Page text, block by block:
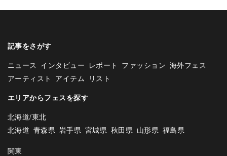
記事をさがす
ニュース インタビュー レポート ファッション 海外フェス
アーティスト アイテム
リスト
エリアからフェスを探す
北海道/東北
北海道 青森県 岩手県 宮城県 秋田県 山形県 福島県
関東